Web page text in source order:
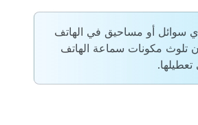
سوائل أو مساحيق في الهاتف
تلوث مكونات سماعة الهاتف